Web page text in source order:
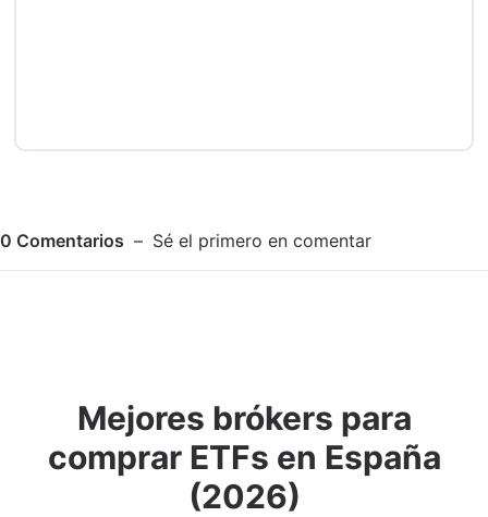
0 Comentarios Sé el primero en comentar
Adjuntar imagen Comentar
Mejores brókers para
comprar ETFs en España
(2026)